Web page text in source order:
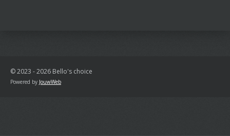
© 2023 - 2026 Bello's choice
Powered by JouwWeb